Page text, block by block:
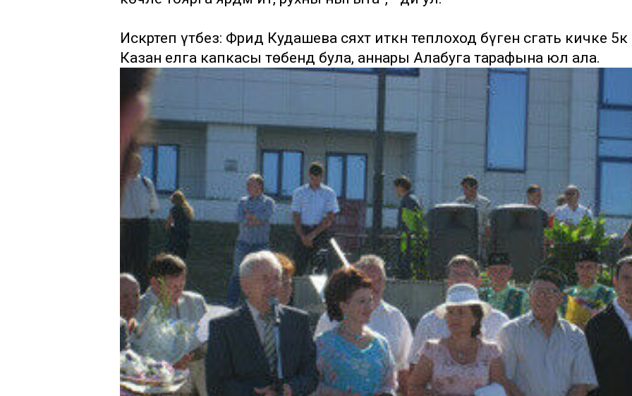
Искәртеп үтәбез: Фәридә Кудашева сәяхәт иткән теплоход бүген сәгать кичке 5кә
Казан елга капкасы төбендә була, аннары Алабуга тарафына юл ала.